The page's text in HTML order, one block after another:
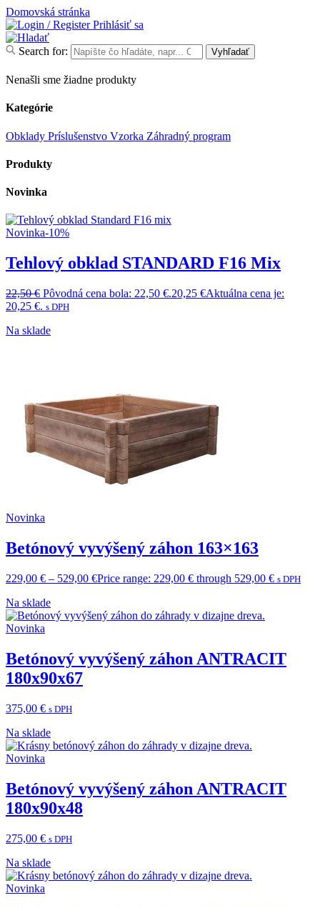
Domovská stránka
Prihlásiť sa
Search for: Vyhľadať
Nenašli sme žiadne produkty
Kategórie
Obklady Príslušenstvo Vzorka Záhradný program
Produkty
Novinka
Novinka-10%
Tehlový obklad STANDARD F16 Mix
22,50€ Pôvodná cena bola: 22,50 €.20,25 €Aktuálna cena je:
20,25 €. s DPH
Na sklade
Novinka
Betónový vyvýšený záhon 163×163
229,00 € – 529,00 €Price range: 229,00 € through 529,00 € s DPH
Na sklade
Novinka
Betónový vyvýšený záhon ANTRACIT
180x90x67
375,00 € s DPH
Na sklade
Novinka
Betónový vyvýšený záhon ANTRACIT
180x90x48
275,00 € s DPH
Na sklade
Novinka